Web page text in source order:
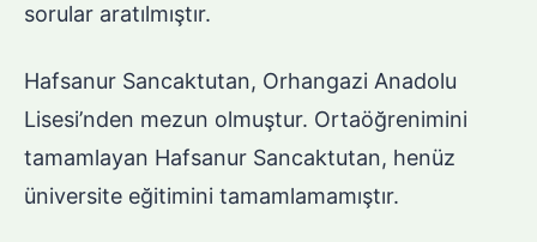
sorular aratılmıştır.
Hafsanur Sancaktutan, Orhangazi Anadolu
Lisesi’nden mezun olmuştur. Ortaöğrenimini
tamamlayan Hafsanur Sancaktutan, henüz
üniversite eğitimini tamamlamamıştır.